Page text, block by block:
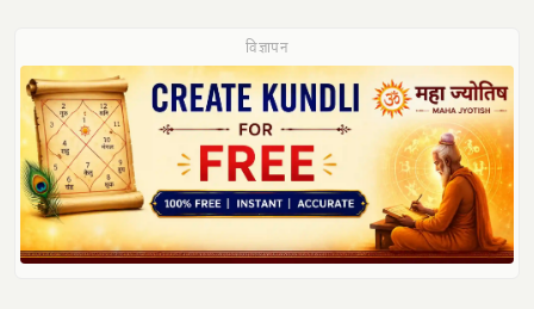
विज्ञापन